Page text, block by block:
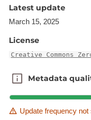
Synchronisé
données LUSTAT
Latest update
March 15, 2025
License
Creative Commons
Metadata quality
Metadata
Update frequency not